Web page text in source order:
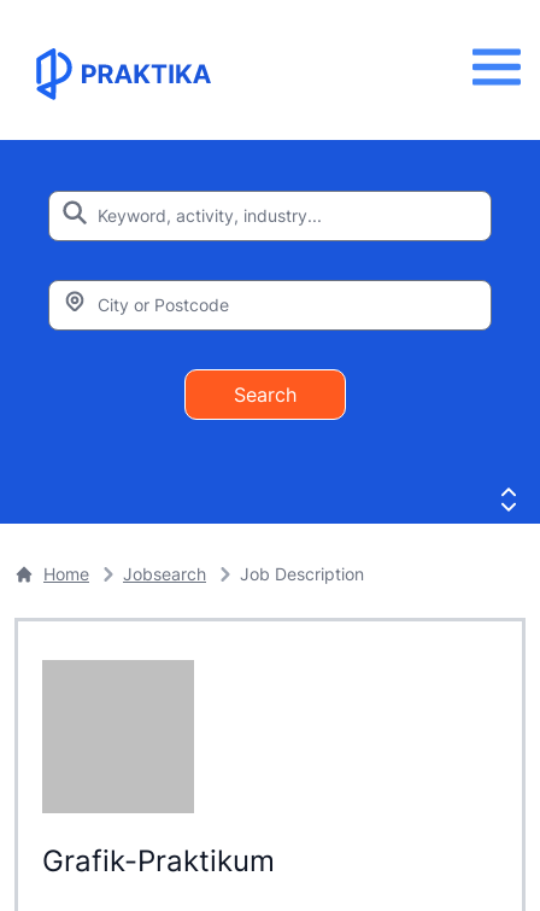
Search
Home Jobsearch Job Description
Grafik-Praktikum